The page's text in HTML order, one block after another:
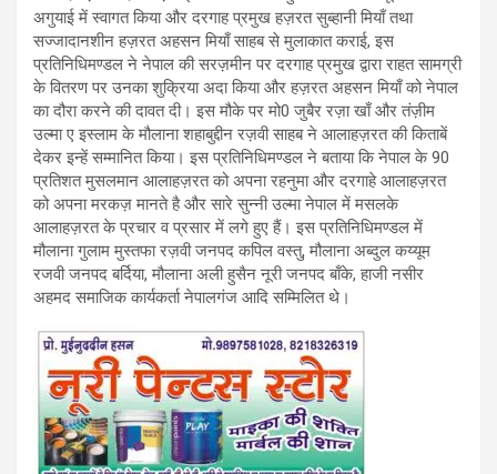
अगुयाई में स्वागत किया और दरगाह प्रमुख हज़रत सुब्हानी मियाँ तथा
सज्जादानशीन हज़रत अहसन मियाँ साहब से मुलाकात कराई, इस
प्रतिनिधिमण्डल ने नेपाल की सरज़मीन पर दरगाह प्रमुख द्वारा राहत सामग्री
के वितरण पर उनका शुक्रिया अदा किया और हज़रत अहसन मियाँ को नेपाल
का दौरा करने की दावत दी। इस मौके पर मो0 जुबैर रज़ा खाँ और तंज़ीम
उल्मा ए इस्लाम के मौलाना शहाबुद्दीन रज़वी साहब ने आलाहज़रत की किताबें
देकर इन्हें सम्मानित किया। इस प्रतिनिधिमण्डल ने बताया कि नेपाल के 90
प्रतिशत मुसलमान आलाहज़रत को अपना रहनुमा और दरगाहे आलाहज़रत
को अपना मरकज़ मानते है और सारे सुन्नी उल्मा नेपाल में मसलके
आलाहज़रत के प्रचार व प्रसार में लगे हुए हैं। इस प्रतिनिधिमण्डल में
मौलाना गुलाम मुस्तफा रज़वी जनपद कपिल वस्तु, मौलाना अब्दुल कय्यूम
रजवी जनपद बर्दिया, मौलाना अली हुसैन नूरी जनपद बाँके, हाजी नसीर
अहमद समाजिक कार्यकर्ता नेपालगंज आदि सम्मिलित थे।